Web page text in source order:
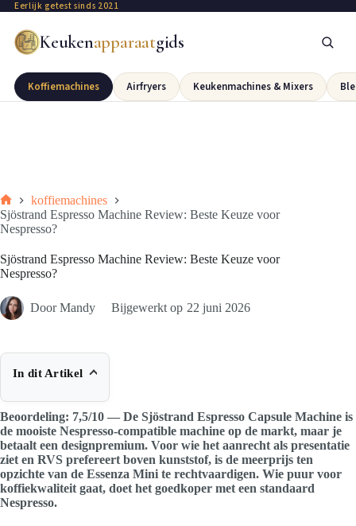
Eerlijk getest sinds 2021
Keukenapparaatgids
Koffiemachines Airfryers Keukenmachines & Mixers
koffiemachines
Sjöstrand Espresso Machine Review: Beste Keuze voor
Nespresso?
Sjöstrand Espresso Machine Review: Beste Keuze voor
Nespresso?
Door Mandy Bijgewerkt op 22 juni 2026
In dit Artikel
Beoordeling: 7,5/10 — De Sjöstrand Espresso Capsule Machine is
de mooiste Nespresso-compatible machine op de markt, maar je
betaalt een designpremium. Voor wie het aanrecht als presentatie
ziet en RVS prefereert boven kunststof, is de meerprijs ten
opzichte van de Essenza Mini te rechtvaardigen. Wie puur voor
koffiekwaliteit gaat, doet het goedkoper met een standaard
Nespresso.